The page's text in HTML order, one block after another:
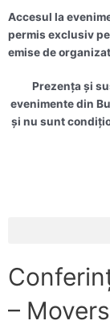
Accesul la
permis exclusiv
emise de
Prezența și
evenimente din
și nu sunt
–